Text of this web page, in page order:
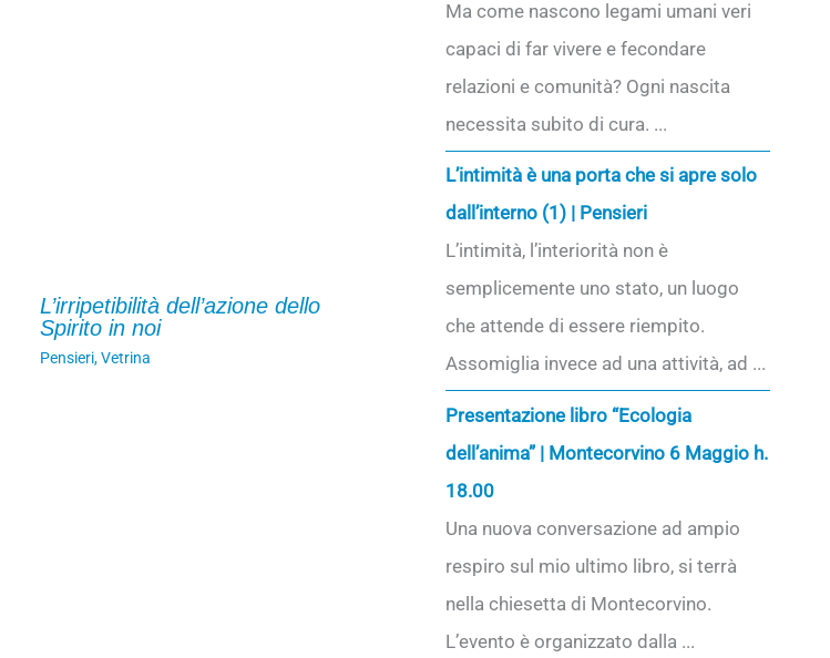
L’irripetibilità dell’azione dello
Spirito in noi
Pensieri,Vetrina
Ma come nascono legami umani veri
capaci di far vivere e fecondare
relazioni e comunità? Ogni nascita
necessita subito di cura. ...
L’intimità è una porta che si apre solo
dall’interno (1) | Pensieri
L’intimità, l’interiorità non è
semplicemente uno stato, un luogo
che attende di essere riempito.
Assomiglia invece ad una attività, ad ...
Presentazione libro “Ecologia
dell’anima” | Montecorvino 6 Maggio h.
18.00
Una nuova conversazione ad ampio
respiro sul mio ultimo libro, si terrà
nella chiesetta di Montecorvino.
L’evento è organizzato dalla ...